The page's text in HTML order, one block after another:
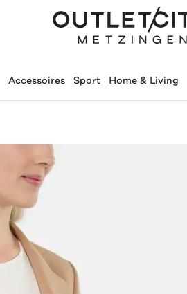
Accessoires Sport Home & Living